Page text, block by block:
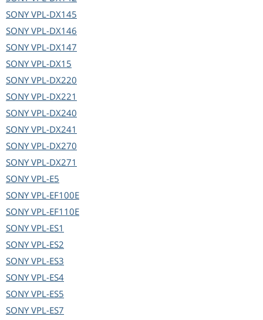
SONYVPL-DX145
SONYVPL-DX146
SONYVPL-DX147
SONYVPL-DX15
SONYVPL-DX220
SONYVPL-DX221
SONYVPL-DX240
SONYVPL-DX241
SONYVPL-DX270
SONYVPL-DX271
SONYVPL-E5
SONYVPL-EF100E
SONYVPL-EF110E
SONYVPL-ES1
SONYVPL-ES2
SONYVPL-ES3
SONYVPL-ES4
SONYVPL-ES5
SONYVPL-ES7